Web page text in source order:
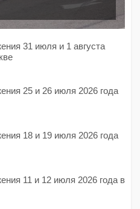
31 июля и 1 августа
25 и 26 июля 2026 года
18 и 19 июля 2026 года
11 и 12 июля 2026 года в